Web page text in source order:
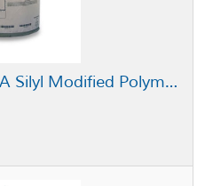
Bostik ISR 70-03-70-03A Silyl Modified Polymer Sealant Black 5 gal Pail